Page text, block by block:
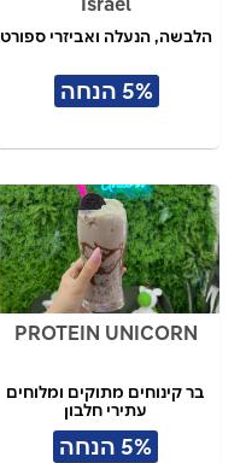
הלבשה, הנעלה ואביזרי ספורט
5% הנחה
PROTEIN UNICORN
בר קינוחים מתוקים ומלוחים
עתירי חלבון
5% הנחה